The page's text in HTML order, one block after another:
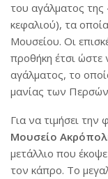
του αγάλματος της
κεφαλιού), τα
Μουσείου. Οι
προθήκη έτσι ώστε
αγάλματος, το
μανίας των
Για να τιμήσει την
Μουσείο
μετάλλιο που
τον κάπρο. Το